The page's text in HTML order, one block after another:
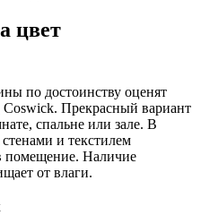
цвет
по достоинству оценят
Coswick. Прекрасный вариант
спальне или зале. В
и текстилем
помещение. Наличие
от влаги.